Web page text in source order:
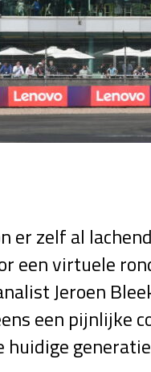
er zelf al
een virtuele
Jeroen
een pijnlijke
huidige